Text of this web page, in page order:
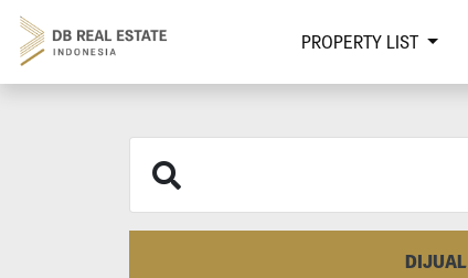
PROPERTY LIST
DIJUAL